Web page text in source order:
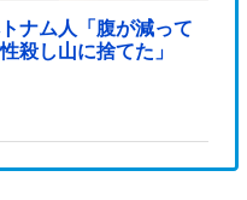
ナム人「腹が減って
殺し山に捨てた」